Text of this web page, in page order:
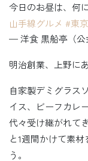
今日のお昼は、何
山手線グルメ #東
— 洋食 黒船亭（公
明治創業、上野に
自家製デミグラス
イス、ビーフカレ
代々受け継がれて
と1週間かけて素
う。